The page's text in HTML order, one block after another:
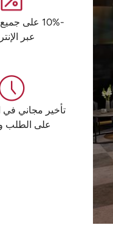
-10% على
عبر
تأخير مجاني في
على الطلب